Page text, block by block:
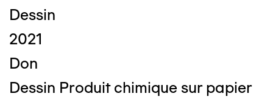
Dessin
2021
Don
Dessin Produit chimique sur papier